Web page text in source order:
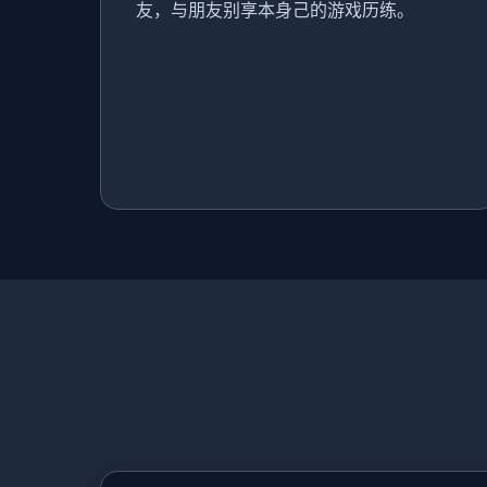
友，与朋友别享本身己的游戏历练。